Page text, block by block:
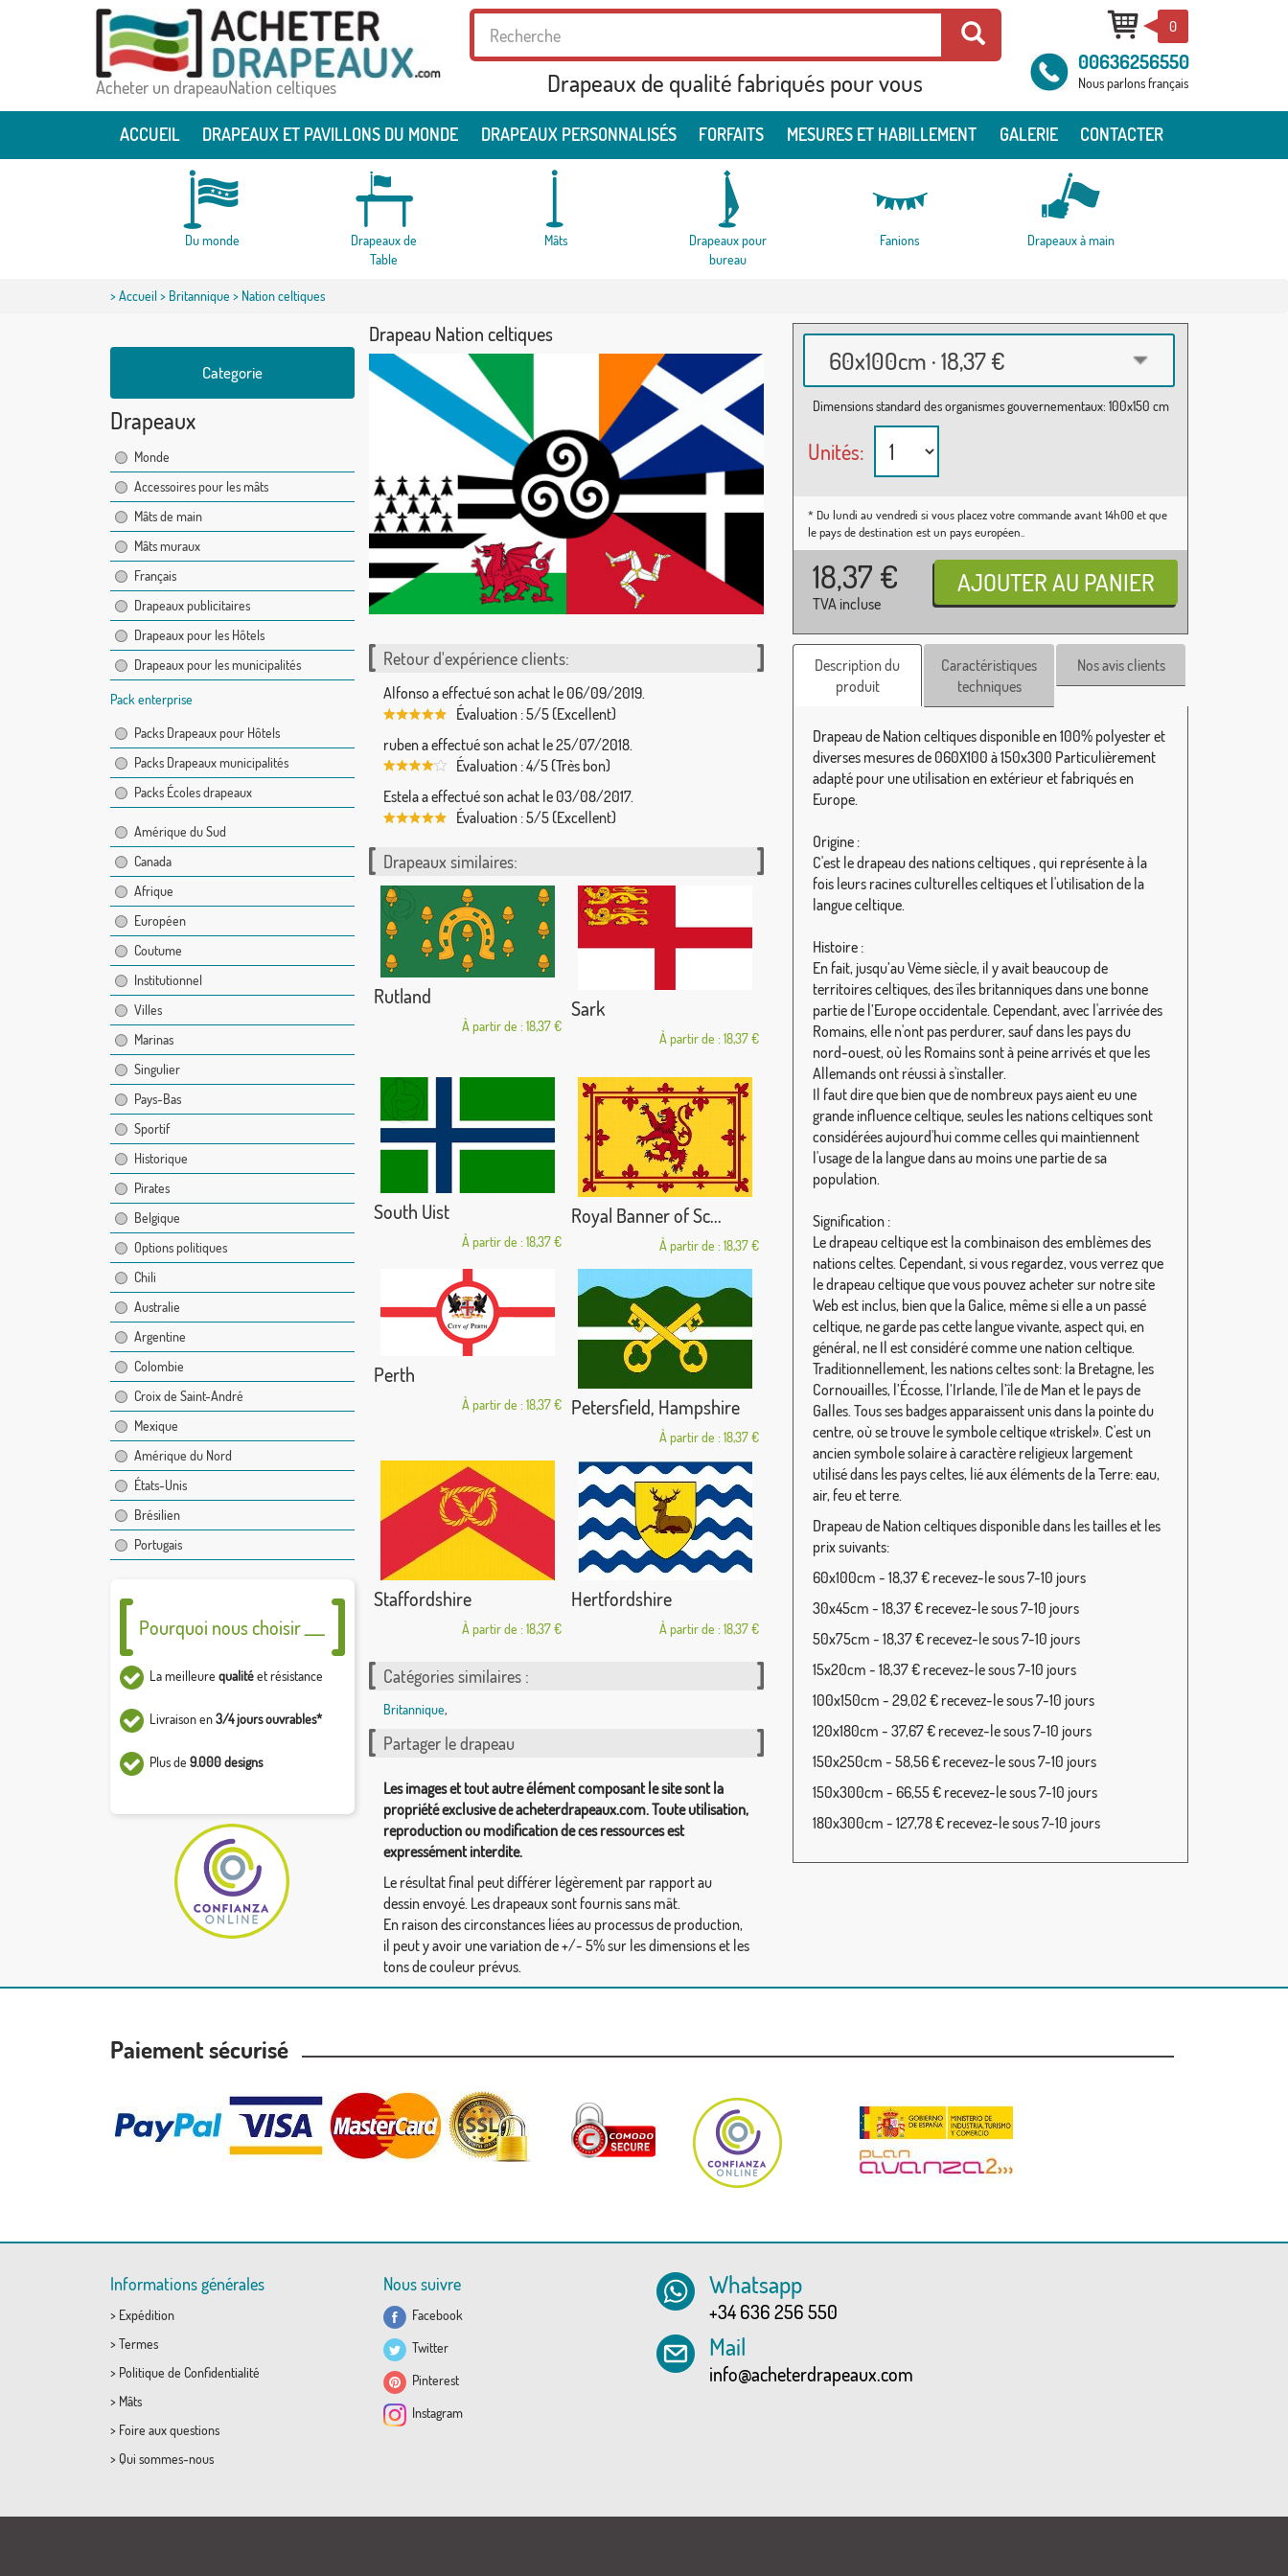
Acheter un drapeauNation celtiques Drapeaux de qualité fabriqués pour vous
0
00636256550
Nous parlons français
ACCUEIL DRAPEAUX ET PAVILLONS DU MONDE DRAPEAUX PERSONNALISÉS FORFAITS MESURES ET HABILLEMENT GALERIE CONTACTER
Du monde
Drapeaux de
Table
Mâts
Drapeaux pour
bureau
Fanions Drapeaux à main
>Accueil> Britannique > Nation celtiques
Categorie
Drapeaux
Monde
Accessoires pour les mâts
Mâts de main
Mâts muraux
Français
Drapeaux publicitaires
Drapeaux pour les Hôtels
Drapeaux pour les municipalités
Pack enterprise
Packs Drapeaux pour Hôtels
Packs Drapeaux municipalités
Packs Écoles drapeaux
Amérique du Sud
Canada
Afrique
Européen
Coutume
Institutionnel
Villes
Marinas
Singulier
Pays-Bas
Sportif
Historique
Pirates
Belgique
Options politiques
Chili
Australie
Argentine
Colombie
Croix de Saint-André
Mexique
Amérique du Nord
États-Unis
Brésilien
Portugais
Pourquoi nous choisir ___
La meilleure qualitéet résistance
Livraison en3/4 jours ouvrables*
Plus de 9.000 designs
Drapeau Nation celtiques
60x100cm · 18,37 €
Dimensions standard des organismes gouvernementaux: 100x150 cm
Unités:
* Du lundi au vendredi si vous placez votre commande avant 14h00 et que
le pays de destination est un pays européen..
18,37 €
TVA incluse
Retour d'expérience clients:
Alfonso a effectué son achat le 06/09/2019.
Évaluation : 5/5 (Excellent)
ruben a effectué son achat le 25/07/2018.
Évaluation : 4/5 (Très bon)
Estela a effectué son achat le 03/08/2017.
Évaluation : 5/5 (Excellent)
Drapeaux similaires:
Rutland
À partir de : 18,37 €
Sark
À partir de : 18,37 €
South Uist
À partir de : 18,37 €
Royal Banner of Sc...
À partir de : 18,37 €
Perth
À partir de : 18,37 € Petersfield, Hampshire
À partir de : 18,37 €
Staffordshire
À partir de : 18,37 €
Hertfordshire
À partir de : 18,37 €
Catégories similaires :
Britannique,
Partager le drapeau
Les images et tout autre élément composant le site sont la
propriété exclusive de acheterdrapeaux.com. Toute utilisation,
reproduction ou modification de ces ressources est
expressément interdite.
Le résultat final peut différer légèrement par rapport au
dessin envoyé. Les drapeaux sont fournis sans mât.
En raison des circonstances liées au processus de production,
il peut y avoir une variation de +/- 5% sur les dimensions et les
tons de couleur prévus.
Description du
produit
Caractéristiques
techniques
Nos avis clients
Drapeau de Nation celtiques disponible en 100% polyester et
diverses mesures de 060X100 à 150x300 Particulièrement
adapté pour une utilisation en extérieur et fabriqués en
Europe.
Origine :
C'est le drapeau des nations celtiques , qui représente à la
fois leurs racines culturelles celtiques et l'utilisation de la
langue celtique.
Histoire :
En fait, jusqu’au Vème siècle, il y avait beaucoup de
territoires celtiques, des îles britanniques dans une bonne
partie de l’Europe occidentale. Cependant, avec l'arrivée des
Romains, elle n'ont pas perdurer, sauf dans les pays du
nord-ouest, où les Romains sont à peine arrivés et que les
Allemands ont réussi à s'installer.
Il faut dire que bien que de nombreux pays aient eu une
grande influence celtique, seules les nations celtiques sont
considérées aujourd'hui comme celles qui maintiennent
l'usage de la langue dans au moins une partie de sa
population.
Signification :
Le drapeau celtique est la combinaison des emblèmes des
nations celtes. Cependant, si vous regardez, vous verrez que
le drapeau celtique que vous pouvez acheter sur notre site
Web est inclus, bien que la Galice, même si elle a un passé
celtique, ne garde pas cette langue vivante, aspect qui, en
général, ne Il est considéré comme une nation celtique.
Traditionnellement, les nations celtes sont: la Bretagne, les
Cornouailles, l’Écosse, l’Irlande, l’île de Man et le pays de
Galles. Tous ses badges apparaissent unis dans la pointe du
centre, où se trouve le symbole celtique «triskel». C'est un
ancien symbole solaire à caractère religieux largement
utilisé dans les pays celtes, lié aux éléments de la Terre: eau,
air, feu et terre.
Drapeau de Nation celtiques disponible dans les tailles et les
prix suivants:
60x100cm - 18,37 € recevez-le sous 7-10 jours
30x45cm - 18,37 € recevez-le sous 7-10 jours
50x75cm - 18,37 € recevez-le sous 7-10 jours
15x20cm - 18,37 € recevez-le sous 7-10 jours
100x150cm - 29,02 € recevez-le sous 7-10 jours
120x180cm - 37,67 € recevez-le sous 7-10 jours
150x250cm - 58,56 € recevez-le sous 7-10 jours
150x300cm - 66,55 € recevez-le sous 7-10 jours
180x300cm - 127,78 € recevez-le sous 7-10 jours
Paiement sécurisé
Informations générales
> Expédition
> Termes
> Politique de Confidentialité
> Mâts
> Foire aux questions
> Qui sommes-nous
Nous suivre
Facebook
Twitter
Pinterest
Instagram
Whatsapp
+34 636 256 550
Mail
info@acheterdrapeaux.com